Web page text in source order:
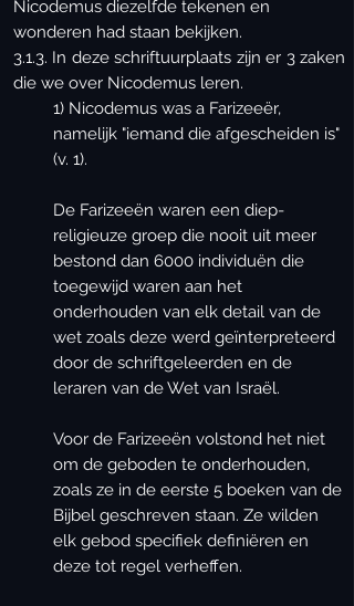
Nicodemus diezelfde tekenen en
wonderen had staan bekijken.
3.1.3. In deze schriftuurplaats zijn er 3 zaken
die we over Nicodemus leren.
1) Nicodemus was a Farizeeër,
namelijk "iemand die afgescheiden is"
(v. 1).
De Farizeeën waren een diep-
religieuze groep die nooit uit meer
bestond dan 6000 individuën die
toegewijd waren aan het
onderhouden van elk detail van de
wet zoals deze werd geïnterpreteerd
door de schriftgeleerden en de
leraren van de Wet van Israël.
Voor de Farizeeën volstond het niet
om de geboden te onderhouden,
zoals ze in de eerste 5 boeken van de
Bijbel geschreven staan. Ze wilden
elk gebod specifiek definiëren en
deze tot regel verheffen.